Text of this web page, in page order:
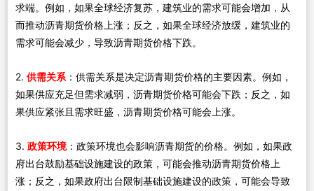
求端。例如，如果全球经济复苏，建筑业的需求可能会增加，从
而推动沥青期货价格上涨；反之，如果全球经济放缓，建筑业的
需求可能会减少，导致沥青期货价格下跌。
2. 供需关系：供需关系是决定沥青期货价格的主要因素。例如，
如果供应充足但需求减弱，沥青期货价格可能会下跌；反之，如
果供应紧张且需求旺盛，沥青期货价格可能会上涨。
3. 政策环境：政策环境也会影响沥青期货的价格。例如，如果政
府出台鼓励基础设施建设的政策，可能会推动沥青期货价格上
涨；反之，如果政府出台限制基础设施建设的政策，可能会导致